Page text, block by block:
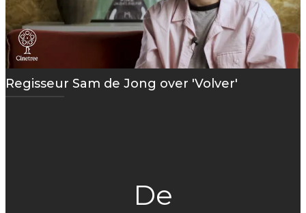
Regisseur Sam de Jong over 'Volver'
De